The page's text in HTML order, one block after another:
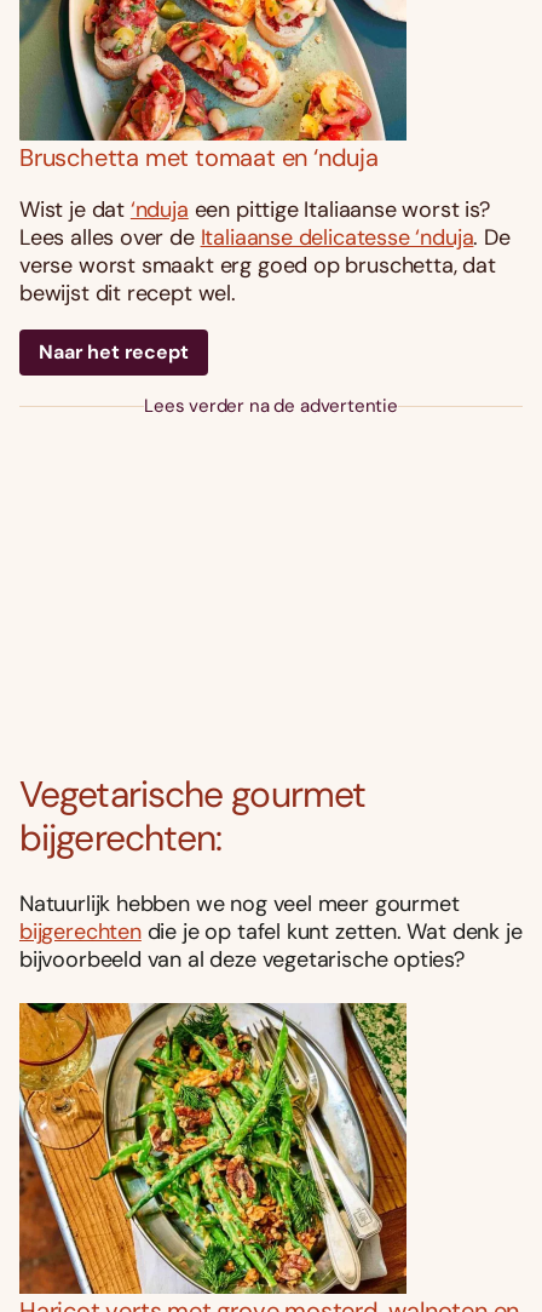
Bruschetta met tomaat en ‘nduja
Wist je dat ‘nduja een pittige Italiaanse worst is?
Lees alles over de Italiaanse delicatesse ‘nduja. De
verse worst smaakt erg goed op bruschetta, dat
bewijst dit recept wel.
Naar het recept
Lees verder na de advertentie
Vegetarische gourmet
bijgerechten:
Natuurlijk hebben we nog veel meer gourmet
bijgerechtendie je op tafel kunt zetten. Wat denk je
bijvoorbeeld van al deze vegetarische opties?